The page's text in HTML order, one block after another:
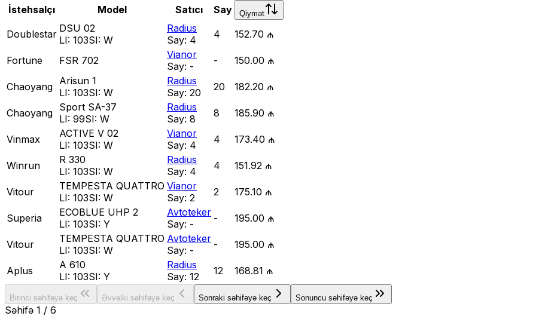
İstehsalçı Model Satıcı Say Qiymət
Doublestar DSU 02
LI: 103SI: W
Radius
Say: 4 4 152.70 ₼
Fortune FSR 702
Vianor
Say: - - 150.00 ₼
Chaoyang Arisun 1
LI: 103SI: W
Radius
Say: 20 20 182.20 ₼
Chaoyang Sport SA-37
LI: 99SI: W
Radius
Say: 8 8 185.90 ₼
Vinmax
ACTIVE V 02
LI: 103SI: W
Vianor
Say: 4 4 173.40 ₼
Winrun
R 330
LI: 103SI: W
Radius
Say: 4 4 151.92 ₼
Vitour
TEMPESTA QUATTRO
LI: 103SI: W
Vianor
Say: 2 2 175.10 ₼
Superia
ECOBLUE UHP 2
LI: 103SI: Y
Avtoteker
Say: - - 195.00 ₼
Vitour
TEMPESTA QUATTRO
LI: 103SI: W
Avtoteker
Say: - - 195.00 ₼
Aplus
A 610
LI: 103SI: Y
Radius
Say: 12 12 168.81 ₼
Birinci səhifəyə keç Əvvəlki səhifəyə keç Sonraki səhifəyə keç Sonuncu səhifəyə keç
Səhifə 1 / 6